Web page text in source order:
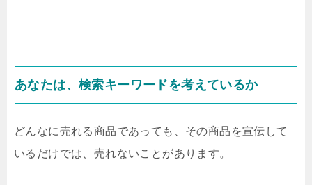
あなたは、検索キーワードを考えているか
どんなに売れる商品であっても、その商品を宣伝して
いるだけでは、売れないことがあります。